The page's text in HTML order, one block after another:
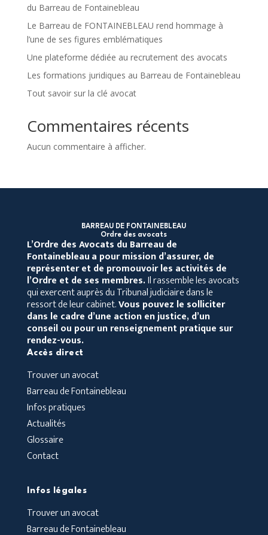
du Barreau de Fontainebleau
Le Barreau de FONTAINEBLEAU rend hommage à
l’une de ses figures emblématiques
Une plateforme dédiée au recrutement des avocats
Les formations juridiques au Barreau de Fontainebleau
Tout savoir sur la clé avocat
Commentaires récents
Aucun commentaire à afficher.
BARREAU DE FONTAINEBLEAU
Ordre des avocats
L’Ordre des Avocats du Barreau de
Fontainebleaua pour mission d’assurer, de
représenter et de promouvoir les activités de
l’Ordre et de ses membres.Il rassemble les avocats
qui exercent auprès du Tribunal judiciaire dans le
ressort de leur cabinet.Vous pouvez le solliciter
dans le cadre d’une action en justice, d’un
conseil ou pour un renseignement pratique sur
rendez-vous.
Accès direct
Trouver un avocat
Barreau de Fontainebleau
Infos pratiques
Actualités
Glossaire
Contact
Infos légales
Trouver un avocat
Barreau de Fontainebleau